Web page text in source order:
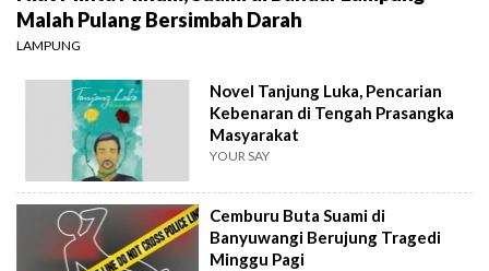
Malah Pulang Bersimbah Darah
LAMPUNG
Novel Tanjung Luka, Pencarian
Kebenaran di Tengah Prasangka
Masyarakat
YOUR SAY
Cemburu Buta Suami di
Banyuwangi Berujung Tragedi
Minggu Pagi